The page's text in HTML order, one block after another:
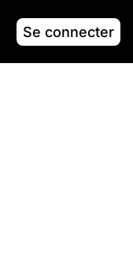
Se connecter